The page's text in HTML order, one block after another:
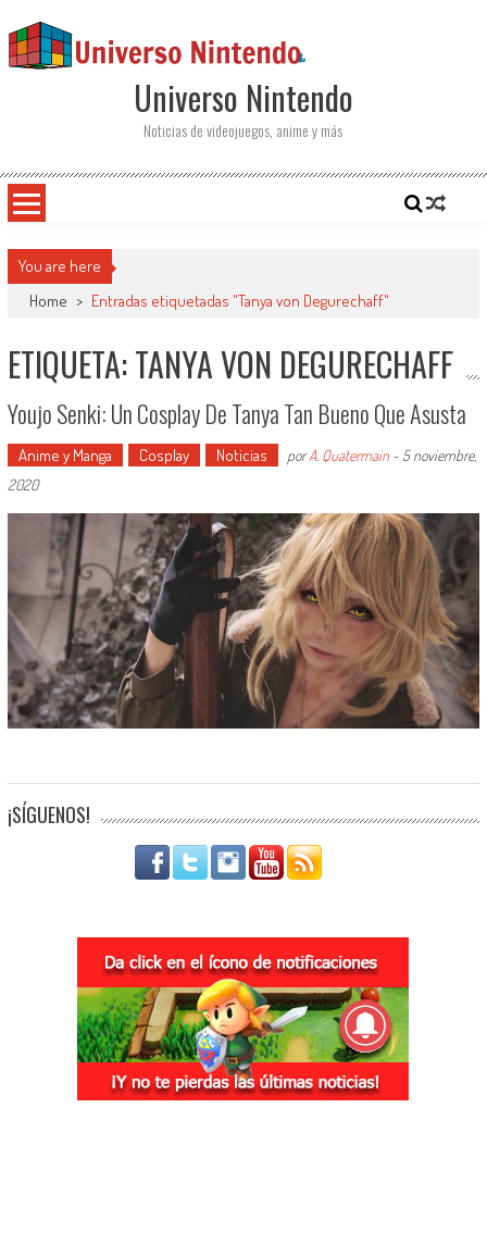
Universo Nintendo
Noticias de videojuegos, anime y más
You are here
Home > Entradas etiquetadas "Tanya von Degurechaff"
ETIQUETA: TANYA VON DEGURECHAFF
Youjo Senki: Un Cosplay De Tanya Tan Bueno Que Asusta
Anime y Manga Cosplay Noticias porA. Quatermain- 5 noviembre,
2020
¡SÍGUENOS!